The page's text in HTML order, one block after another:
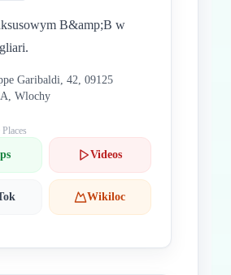
B&amp;B w
Garibaldi, 42, 09125
Wlochy
Videos
Wikiloc